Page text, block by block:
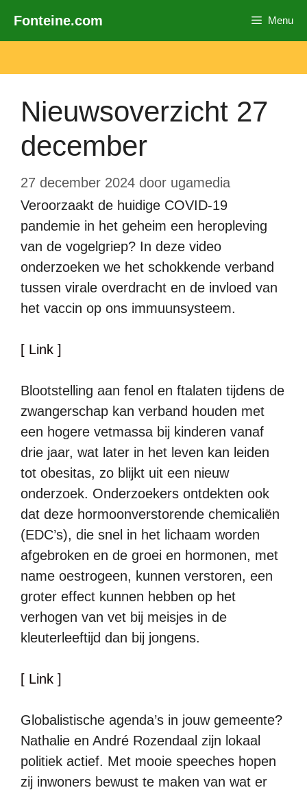
naar
inhoud
Fonteine.com Menu
Nieuwsoverzicht 27
december
27 december 2024 door ugamedia
Veroorzaakt de huidige COVID-19
pandemie in het geheim een heropleving
van de vogelgriep? In deze video
onderzoeken we het schokkende verband
tussen virale overdracht en de invloed van
het vaccin op ons immuunsysteem.
[ Link ]
Blootstelling aan fenol en ftalaten tijdens de
zwangerschap kan verband houden met
een hogere vetmassa bij kinderen vanaf
drie jaar, wat later in het leven kan leiden
tot obesitas, zo blijkt uit een nieuw
onderzoek. Onderzoekers ontdekten ook
dat deze hormoonverstorende chemicaliën
(EDC’s), die snel in het lichaam worden
afgebroken en de groei en hormonen, met
name oestrogeen, kunnen verstoren, een
groter effect kunnen hebben op het
verhogen van vet bij meisjes in de
kleuterleeftijd dan bij jongens.
[ Link ]
Globalistische agenda’s in jouw gemeente?
Nathalie en André Rozendaal zijn lokaal
politiek actief. Met mooie speeches hopen
zij inwoners bewust te maken van wat er